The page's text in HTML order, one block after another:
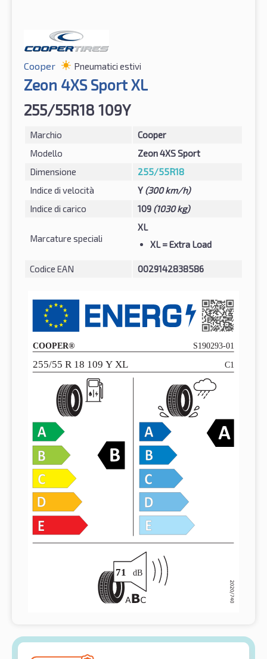
Cooper Pneumatici estivi
Zeon 4XS Sport XL
255/55R18 109Y
Marchio
Cooper
Modello
Zeon 4XS Sport
Dimensione
255/55R18
Indice di velocità
Y (300 km/h)
Indice di carico
109 (1030 kg)
Marcature speciali
XL
XL= Extra Load
Codice EAN 0029142838586